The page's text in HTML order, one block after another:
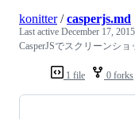
1 file 0 forks
konitter/casperjs.md
Last active December 17,
CasperJSでスクリーンシ